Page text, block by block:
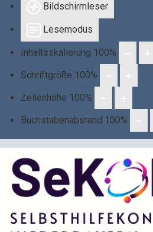
Bildschirmleser
Lesemodus
Inhaltsskalierung 100%
Schriftgröße 100%
Zeilenhöhe 100%
Buchstabenabstand 100%